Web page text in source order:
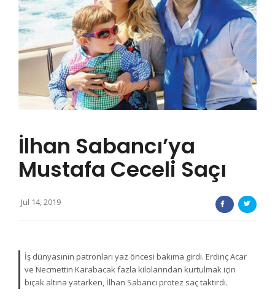
İlhan Sabancı’ya
Mustafa Ceceli Saçı
Jul 14, 2019
İş dünyasının patronları yaz öncesi bakıma girdi. Erdinç Acar
ve Necmettin Karabacak fazla kilolarından kurtulmak için
bıçak altına yatarken, İlhan Sabancı protez saç taktırdı.